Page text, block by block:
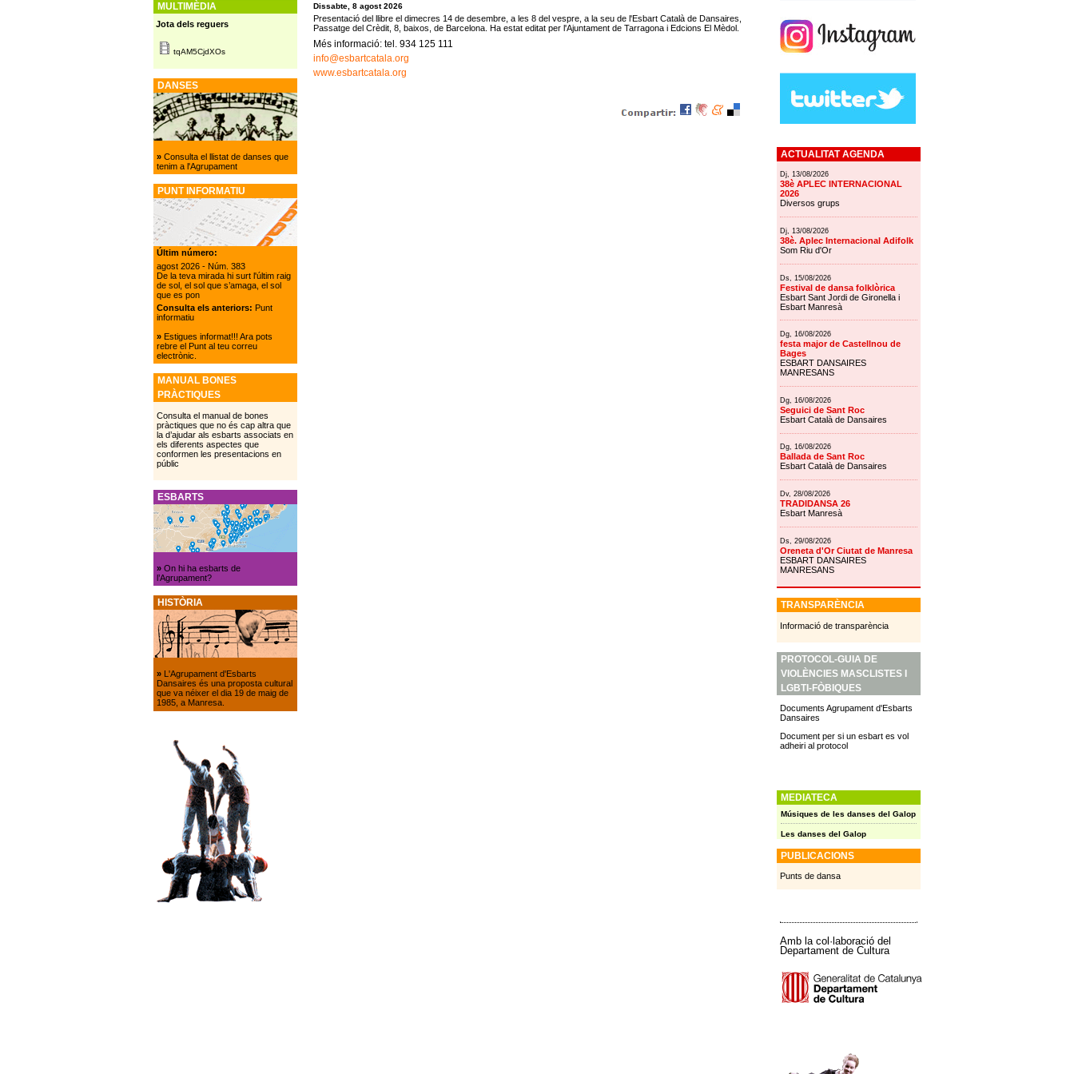
Dissabte, 8 agost 2026
Presentació del llibre el dimecres 14 de desembre, a les 8 del vespre, a la seu de l'Esbart Català de Dansaires,
Passatge del Crèdit, 8, baixos, de Barcelona. Ha estat editat per l'Ajuntament de Tarragona i Edcions El Mèdol.
Més informació: tel. 934 125 111
info@esbartcatala.org
www.esbartcatala.org
MULTIMÈDIA
Jota dels reguers
tqAM5CjdXOs
DANSES
»Consulta el llistat de danses que
tenim a l'Agrupament
PUNT INFORMATIU
Últim número:
agost 2026 - Núm. 383
De la teva mirada hi surt l'últim raig
de sol, el sol que s’amaga, el sol
que es pon
Consulta els anteriors: Punt
informatiu
»Estigues informat!!! Ara pots
rebre el Punt al teu correu
electrònic.
MANUAL BONES
PRÀCTIQUES
Consulta el manual de bones
pràctiques que no és cap altra que
la d’ajudar als esbarts associats en
els diferents aspectes que
conformen les presentacions en
públic
ESBARTS
»On hi ha esbarts de
l’Agrupament?
HISTÒRIA
» L'Agrupament d'Esbarts
Dansaires és una proposta cultural
que va néixer el dia 19 de maig de
1985, a Manresa.
ACTUALITAT AGENDA
Dj, 13/08/2026
38è APLEC INTERNACIONAL
2026
Diversos grups
Dj, 13/08/2026
38è. Aplec Internacional Adifolk
Som Riu d'Or
Ds, 15/08/2026
Festival de dansa folklòrica
Esbart Sant Jordi de Gironella i
Esbart Manresà
Dg, 16/08/2026
festa major de Castellnou de
Bages
ESBART DANSAIRES
MANRESANS
Dg, 16/08/2026
Seguici de Sant Roc
Esbart Català de Dansaires
Dg, 16/08/2026
Ballada de Sant Roc
Esbart Català de Dansaires
Dv, 28/08/2026
TRADIDANSA 26
Esbart Manresà
Ds, 29/08/2026
Oreneta d'Or Ciutat de Manresa
ESBART DANSAIRES
MANRESANS
TRANSPARÈNCIA
Informació de transparència
PROTOCOL-GUIA DE
VIOLÈNCIES MASCLISTES I
LGBTI-FÒBIQUES
Documents Agrupament d'Esbarts
Dansaires
Document per si un esbart es vol
adheiri al protocol
MEDIATECA
Músiques de les danses del Galop
Les danses del Galop
PUBLICACIONS
Punts de dansa
Amb la col·laboració del
Departament de Cultura